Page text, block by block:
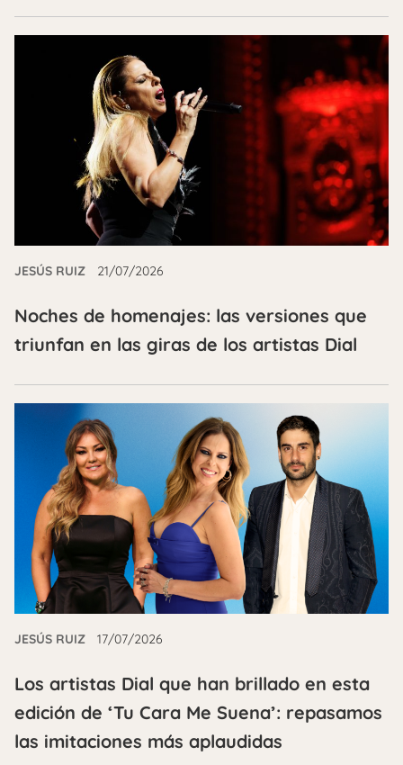
JESÚS RUIZ 21/07/2026
Noches de homenajes: las versiones que
triunfan en las giras de los artistas Dial
JESÚS RUIZ 17/07/2026
Los artistas Dial que han brillado en esta
edición de ‘Tu Cara Me Suena’: repasamos
las imitaciones más aplaudidas